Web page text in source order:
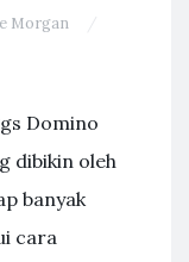
Morgan
Domino
dibikin oleh
banyak
cara